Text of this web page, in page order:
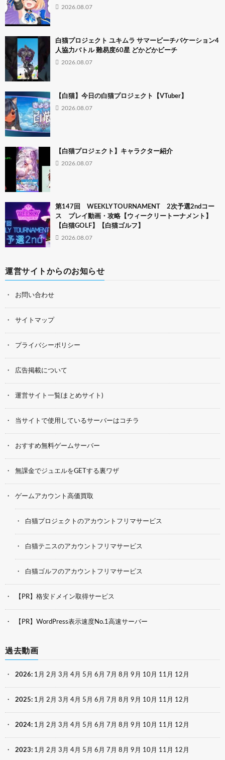
2026.08.07
白猫プロジェクト ユキムラ サマービーチバケーション4
人協力バトル 難易度60星 どかどかビーチ
2026.08.07
【白猫】今日の白猫プロジェクト【VTuber】
2026.08.07
【白猫プロジェクト】キャラクター紹介
2026.08.07
第147回 WEEKLY TOURNAMENT 2次予選2ndコー
ス プレイ動画・攻略【ウィークリートーナメント】
【白猫GOLF】【白猫ゴルフ】
2026.08.07
運営サイトからのお知らせ
お問い合わせ
サイトマップ
プライバシーポリシー
広告掲載について
運営サイト一覧(まとめサイト)
当サイトで使用しているサーバーはコチラ
おすすめ無料ゲームサーバー
無課金でジュエルをGETする裏ワザ
ゲームアカウント高価買取
白猫プロジェクトのアカウントフリマサービス
白猫テニスのアカウントフリマサービス
白猫ゴルフのアカウントフリマサービス
【PR】格安ドメイン取得サービス
【PR】WordPress表示速度No.1高速サーバー
過去動画
2026: 1月 2月 3月 4月 5月 6月 7月 8月 9月 10月 11月 12月
2025: 1月 2月 3月 4月 5月 6月 7月 8月 9月 10月 11月 12月
2024: 1月 2月 3月 4月 5月 6月 7月 8月 9月 10月 11月 12月
2023: 1月 2月 3月 4月 5月 6月 7月 8月 9月 10月 11月 12月